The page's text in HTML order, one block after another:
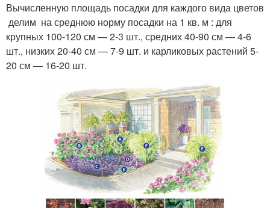
Вычисленную площадь посадки для каждого вида цветов
делим на среднюю норму посадки на 1 кв. м : для
крупных 100-120 см — 2-3 шт., средних 40-90 см — 4-6
шт., низких 20-40 см — 7-9 шт. и карликовых растений 5-
20 см — 16-20 шт.